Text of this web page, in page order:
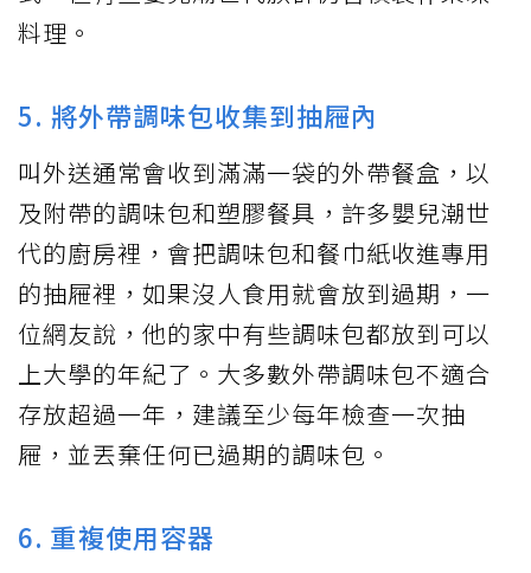
料理。
5. 將外帶調味包收集到抽屜內
叫外送通常會收到滿滿一袋的外帶餐盒，以
及附帶的調味包和塑膠餐具，許多嬰兒潮世
代的廚房裡，會把調味包和餐巾紙收進專用
的抽屜裡，如果沒人食用就會放到過期，一
位網友說，他的家中有些調味包都放到可以
上大學的年紀了。大多數外帶調味包不適合
存放超過一年，建議至少每年檢查一次抽
屜，並丟棄任何已過期的調味包。
6. 重複使用容器